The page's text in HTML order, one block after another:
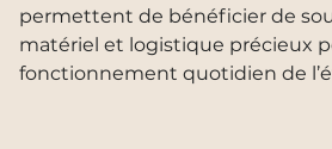
permettent de bénéficier de
matériel et logistique précieux
fonctionnement quotidien de